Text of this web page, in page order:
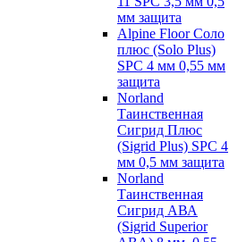
мм защита
Alpine Floor Соло
плюс (Solo Plus)
SPC 4 мм 0,55 мм
защита
Norland
Таинственная
Сигрид Плюс
(Sigrid Plus) SPC 4
мм 0,5 мм защита
Norland
Таинственная
Сигрид АВА
(Sigrid Superior